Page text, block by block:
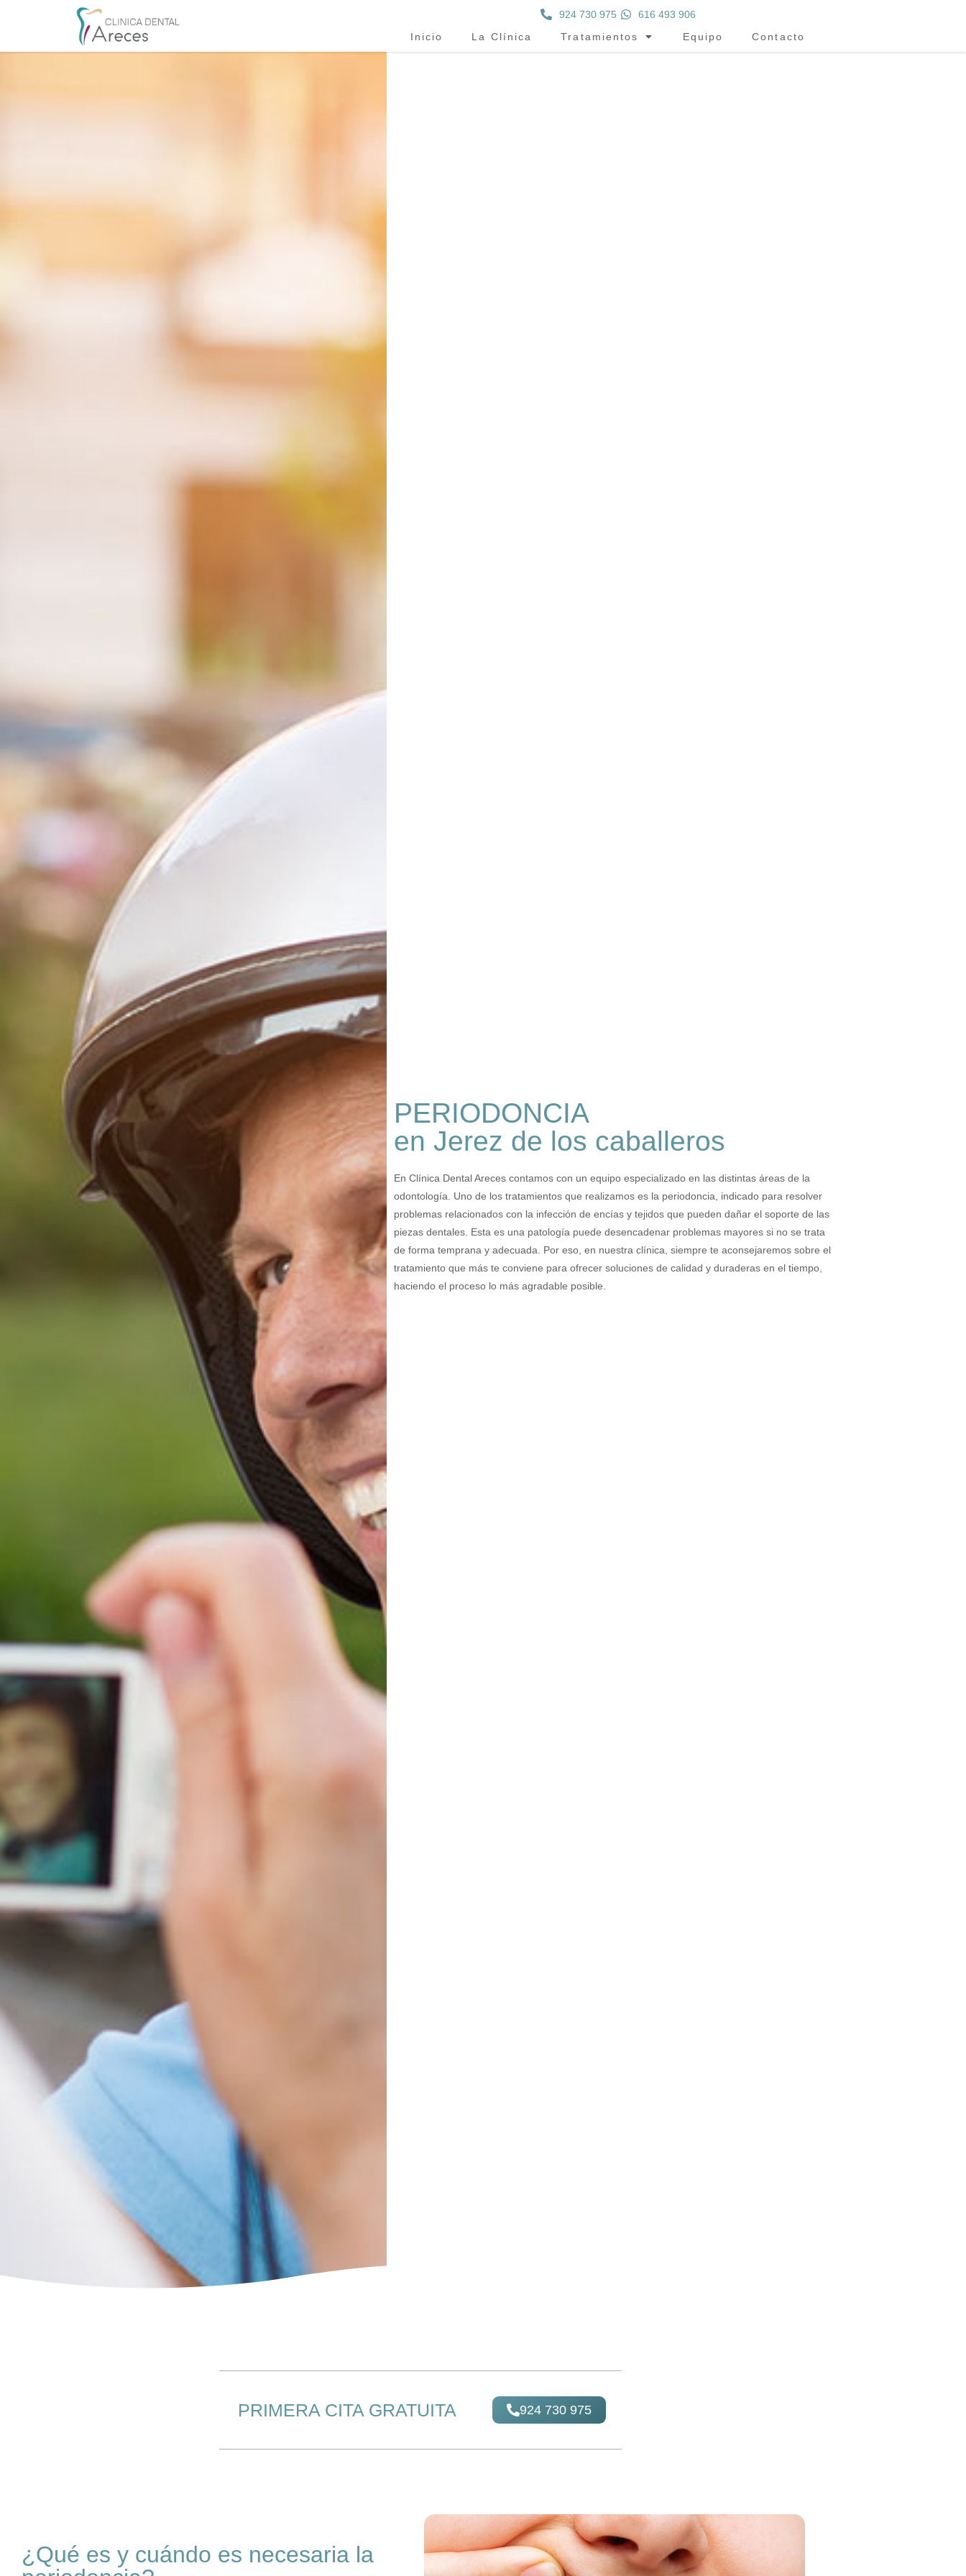
924 730 975
616 493 906
Inicio
La Clínica Tratamientos Equipo Contacto
PERIODONCIA
en Jerez de los caballeros
En Clínica Dental Areces contamos con un equipo especializado en las distintas áreas de la
odontología. Uno de los tratamientos que realizamos es la periodoncia, indicado para resolver
problemas relacionados con la infección de encías y tejidos que pueden dañar el soporte de las
piezas dentales. Esta es una patología puede desencadenar problemas mayores si no se trata
de forma temprana y adecuada. Por eso, en nuestra clínica, siempre te aconsejaremos sobre el
tratamiento que más te conviene para ofrecer soluciones de calidad y duraderas en el tiempo,
haciendo el proceso lo más agradable posible.
PRIMERA CITA GRATUITA 924 730 975
¿Qué es y cuándo es necesaria la